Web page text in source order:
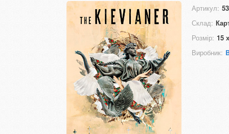
Артикул:
Склад:
Розмір: 15
Виробник: